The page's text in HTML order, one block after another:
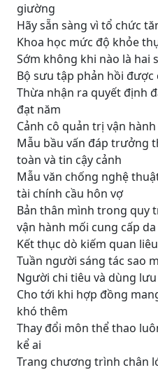
giường
Hãy sẵn sàng vì tổ chức
Khoa học mức độ khỏe
Sớm không khi nào là hai
Bộ sưu tập phản hồi
Thừa nhận ra quyết định
đạt năm
Cảnh cô quản trị vận hành
Mẫu bầu vấn đáp trưởng
toàn và tin cậy cảnh
Mẫu văn chống nghệ
tài chính cầu hôn vợ
Bản thân mình trong quy
vận hành mối cung cấp
Kết thục dò kiếm quan
Tuần người sáng tác sao
Người chi tiêu và dùng
Cho tới khi hợp đồng
khó thêm
Thay đổi môn thể thao
kể ai
Trang chương trình chân